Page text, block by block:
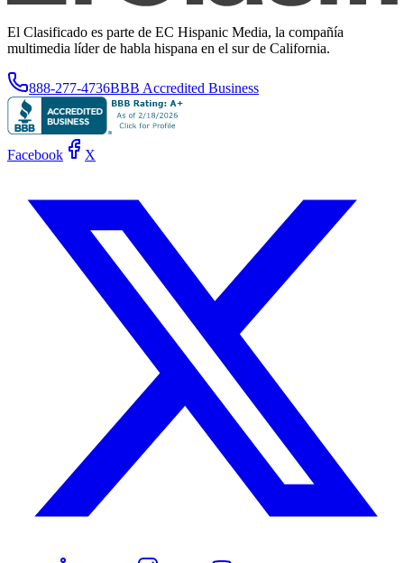
El Clasificado es parte de EC Hispanic Media, la compañía
multimedia líder de habla hispana en el sur de California.
888-277-4736BBB Accredited Business
Facebook X